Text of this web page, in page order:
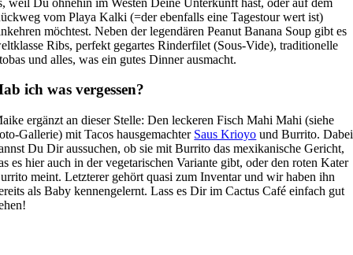
vom Playa Kalki (=der ebenfalls eine Tagestour wert ist)
möchtest. Neben der legendären Peanut Banana Soup gibt es
Ribs, perfekt gegartes Rinderfilet (Sous-Vide), traditionelle
und alles, was ein gutes Dinner ausmacht.
ich was vergessen?
ergänzt an dieser Stelle: Den leckeren Fisch Mahi Mahi (siehe
Gallerie) mit Tacos hausgemachter Saus Krioyo und Burrito. Dabei
Du Dir aussuchen, ob sie mit Burrito das mexikanische Gericht,
es hier auch in der vegetarischen Variante gibt, oder den roten Kater
meint. Letzterer gehört quasi zum Inventar und wir haben ihn
als Baby kennengelernt. Lass es Dir im Cactus Café einfach gut